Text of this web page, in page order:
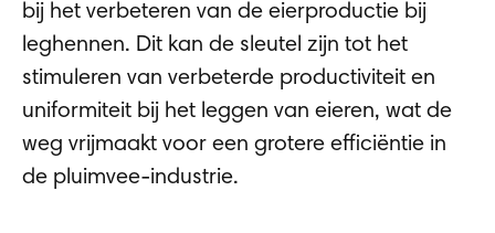
bij het verbeteren van de eierproductie bij
leghennen. Dit kan de sleutel zijn tot het
stimuleren van verbeterde productiviteit en
uniformiteit bij het leggen van eieren, wat de
weg vrijmaakt voor een grotere efficiëntie in
de pluimvee-industrie.